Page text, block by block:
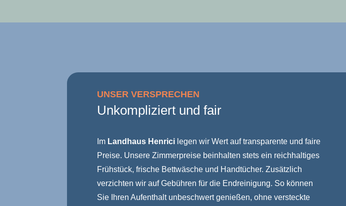
UNSER VERSPRECHEN
Unkompliziert und fair
Im Landhaus Henrici legen wir Wert auf transparente und faire
Preise. Unsere Zimmerpreise beinhalten stets ein reichhaltiges
Frühstück, frische Bettwäsche und Handtücher. Zusätzlich
verzichten wir auf Gebühren für die Endreinigung. So können
Sie Ihren Aufenthalt unbeschwert genießen, ohne versteckte